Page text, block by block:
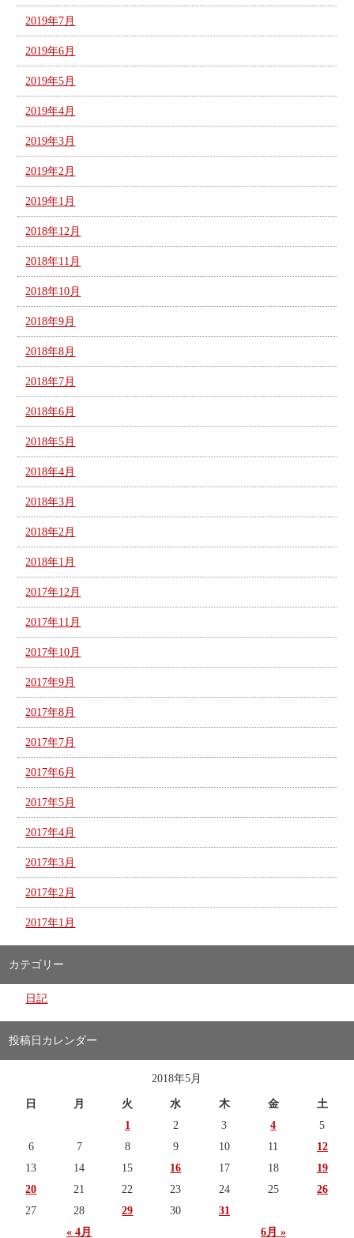
2019年7月
2019年6月
2019年5月
2019年4月
2019年3月
2019年2月
2019年1月
2018年12月
2018年11月
2018年10月
2018年9月
2018年8月
2018年7月
2018年6月
2018年5月
2018年4月
2018年3月
2018年2月
2018年1月
2017年12月
2017年11月
2017年10月
2017年9月
2017年8月
2017年7月
2017年6月
2017年5月
2017年4月
2017年3月
2017年2月
2017年1月
カテゴリー
日記
投稿日カレンダー
2018年5月
日 月 火 水 木 金 土
« 4月 6月 »
1 2 3 4
5
6
7 8 9 10 11
12
13
14 15 16 17 18
19
20
21 22 23 24 25
26
27
28 29 30 31